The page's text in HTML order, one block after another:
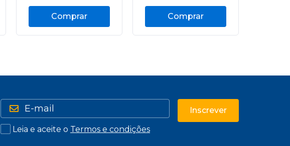
Comprar Comprar
Leia e aceite o Termos e condições
Inscrever